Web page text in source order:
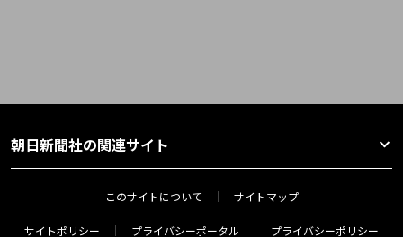
朝日新聞社の関連サイト
このサイトについて サイトマップ
サイトポリシー プライバシーポータル
プライバシーポリシー